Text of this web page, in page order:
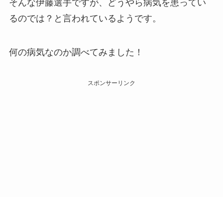
そんな伊藤選手ですが、どうやら病気を患ってい
るのでは？と言われているようです。
何の病気なのか調べてみました！
スポンサーリンク